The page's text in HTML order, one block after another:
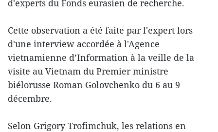
d'experts du Fonds eurasien de recherche.
Cette observation a été faite par l'expert lors
d'une interview accordée à l'Agence
vietnamienne d’Information à la veille de la
visite au Vietnam du Premier ministre
biélorusse Roman Golovchenko du 6 au 9
décembre.
Selon Grigory Trofimchuk, les relations en